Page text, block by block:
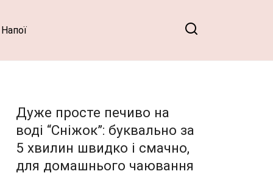
Напої
Дуже просте печиво на
воді “Сніжок”: буквально за
5 хвилин швидко і смачно,
для домашнього чаювання